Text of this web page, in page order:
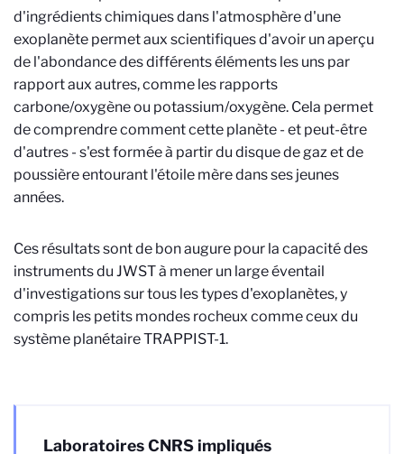
d'ingrédients chimiques dans l'atmosphère d'une
exoplanète permet aux scientifiques d'avoir un aperçu
de l'abondance des différents éléments les uns par
rapport aux autres, comme les rapports
carbone/oxygène ou potassium/oxygène. Cela permet
de comprendre comment cette planète - et peut-être
d'autres - s'est formée à partir du disque de gaz et de
poussière entourant l'étoile mère dans ses jeunes
années.
Ces résultats sont de bon augure pour la capacité des
instruments du JWST à mener un large éventail
d'investigations sur tous les types d'exoplanètes, y
compris les petits mondes rocheux comme ceux du
système planétaire TRAPPIST-1.
Laboratoires CNRS impliqués